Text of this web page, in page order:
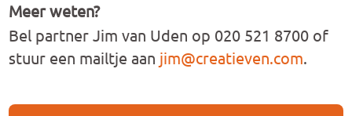
Meer weten?
Bel partner Jim van Uden op 020 521 8700 of
stuur een mailtje aan jim@creatieven.com.